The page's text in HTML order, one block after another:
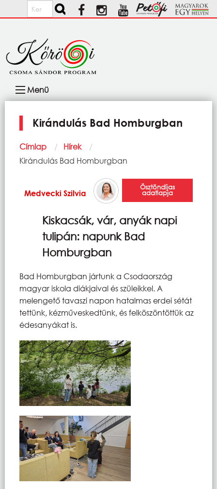
Ugrás a tartalomra
Keresés
navigáció
Menü
Kirándulás Bad Homburgban
Morzsa
Címlap
Hírek
Current:
Kirándulás Bad Homburgban
Medvecki Szilvia
Ösztöndíjas
adatlapja
Kiskacsák, vár, anyák napi
tulipán: napunk Bad
Homburgban
Bad Homburgban jártunk a Csodaország
magyar iskola diákjaival és szüleikkel. A
melengető tavaszi napon hatalmas erdei sétát
tettünk, kézműveskedtünk, és felköszöntöttük az
édesanyákat is.